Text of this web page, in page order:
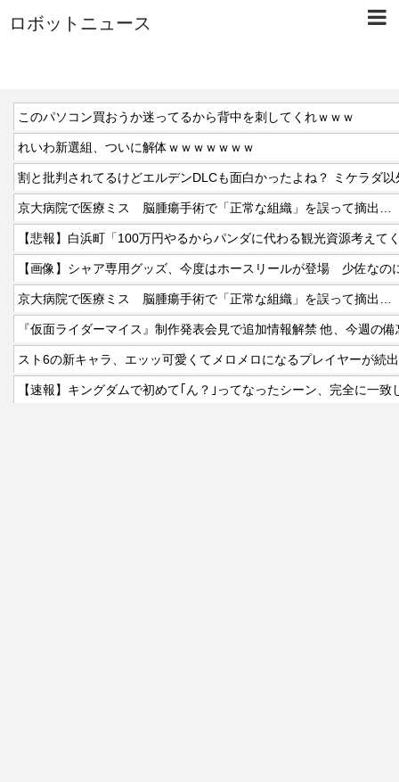
ロボットニュース
このパソコン買おうか迷ってるから背中を刺してくれｗｗｗ
れいわ新選組、ついに解体ｗｗｗｗｗｗｗ
割と批判されてるけどエルデンDLCも面白かったよね？ ミケラダ以
京大病院で医療ミス 脳腫瘍手術で「正常な組織」を誤って摘出…
【悲報】白浜町「100万円やるからパンダに代わる観光資源考えて
【画像】シャア専用グッズ、今度はホースリールが登場 少佐な
京大病院で医療ミス 脳腫瘍手術で「正常な組織」を誤って摘出…
スト6の新キャラ、エッッ可愛くてメロメロになるプレイヤーが続